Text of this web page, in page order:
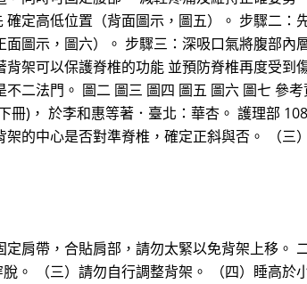
確定高低位置（背面圖示，圖五）。 步驟二
面圖示，圖六）。 步驟三：深吸口氣將腹部
背架可以保護脊椎的功能 並預防脊椎再度受
不二法門。 圖二 圖三 圖四 圖五 圖六 圖七 參
冊)， 於李和惠等著．臺北：華杏。 護理部
的中心是否對準脊椎，確定正斜與否。 （三
肩帶，合貼肩部，請勿太緊以免背架上移。
。 （三）請勿自行調整背架。 （四）睡高